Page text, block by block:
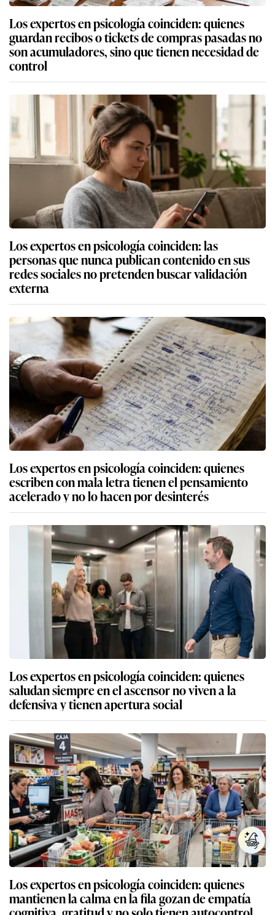
Los expertos en psicología coinciden: quienes
guardan recibos o tickets de compras pasadas no
son acumuladores, sino que tienen necesidad de
control
Los expertos en psicología coinciden: las
personas que nunca publican contenido en sus
redes sociales no pretenden buscar validación
externa
Los expertos en psicología coinciden: quienes
escriben con mala letra tienen el pensamiento
acelerado y no lo hacen por desinterés
Los expertos en psicología coinciden: quienes
saludan siempre en el ascensor no viven a la
defensiva y tienen apertura social
Los expertos en psicología coinciden: quienes
mantienen la calma en la fila gozan de empatía